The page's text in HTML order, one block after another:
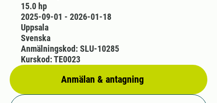
15.0 hp
2025-09-01 - 2026-01-18
Uppsala
Svenska
Anmälan & antagning
Anmälningskod: SLU-10285
Kurskod: TE0023